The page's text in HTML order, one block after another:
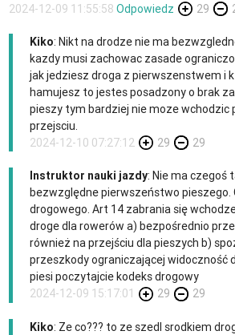
2024-12-09 11:55:58 Odpowiedz 29
Kiko: Nikt na drodze nie ma
kazdy musi zachowac zasade
jak jedziesz droga z pierwszenstwem i
hamujesz to jestes posadzony o brak
pieszy tym bardziej nie moze wchodzic
przejsciu.
2024-12-10 07:27:12
29 29
Instruktor nauki jazdy: Nie ma czegoś
bezwzględne pierwszeństwo pieszego.
drogowego. Art 14 zabrania się
droge dla rowerów a) bezpośrednio
również na przejściu dla pieszych b)
przeszkody ograniczającej widoczność
piesi poczytajcie kodeks drogowy
2024-12-09 15:17:01
29 29
Kiko: Ze co??? to ze szedl srodkiem